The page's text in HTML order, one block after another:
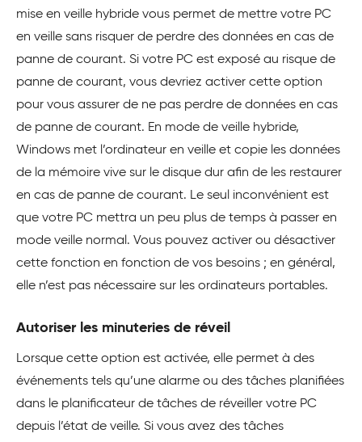
mise en veille hybride vous permet de mettre votre PC
en veille sans risquer de perdre des données en cas de
panne de courant. Si votre PC est exposé au risque de
panne de courant, vous devriez activer cette option
pour vous assurer de ne pas perdre de données en cas
de panne de courant. En mode de veille hybride,
Windows met l’ordinateur en veille et copie les données
de la mémoire vive sur le disque dur afin de les restaurer
en cas de panne de courant. Le seul inconvénient est
que votre PC mettra un peu plus de temps à passer en
mode veille normal. Vous pouvez activer ou désactiver
cette fonction en fonction de vos besoins ; en général,
elle n’est pas nécessaire sur les ordinateurs portables.
Autoriser les minuteries de réveil
Lorsque cette option est activée, elle permet à des
événements tels qu’une alarme ou des tâches planifiées
dans le planificateur de tâches de réveiller votre PC
depuis l’état de veille. Si vous avez des tâches